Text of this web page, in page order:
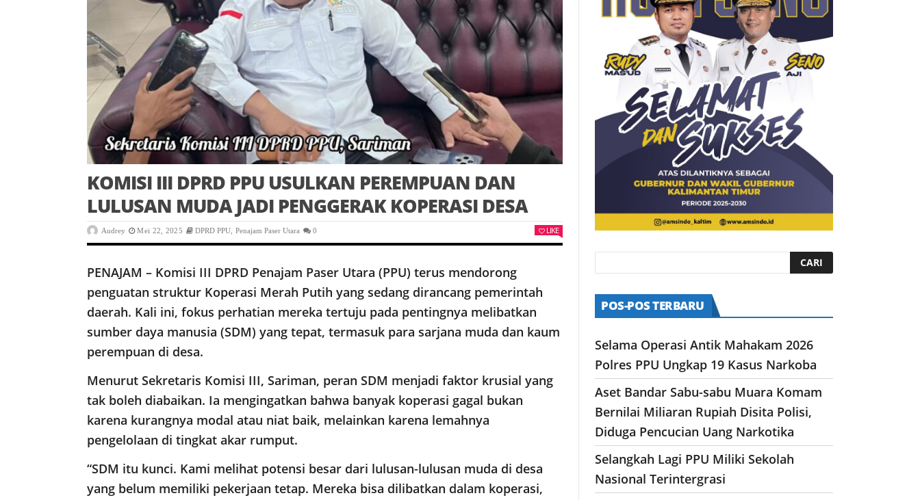
KOMISI III DPRD PPU USULKAN PEREMPUAN DAN
LULUSAN MUDA JADI PENGGERAK KOPERASI DESA
Audrey Mei 22, 2025 DPRD PPU Penajam Paser Utara 0 LIKE
PENAJAM – Komisi III DPRD Penajam Paser Utara (PPU) terus mendorong
penguatan struktur Koperasi Merah Putih yang sedang dirancang pemerintah
daerah. Kali ini, fokus perhatian mereka tertuju pada pentingnya melibatkan
sumber daya manusia (SDM) yang tepat, termasuk para sarjana muda dan kaum
perempuan di desa.
Menurut Sekretaris Komisi III, Sariman, peran SDM menjadi faktor krusial yang
tak boleh diabaikan. Ia mengingatkan bahwa banyak koperasi gagal bukan
karena kurangnya modal atau niat baik, melainkan karena lemahnya
pengelolaan di tingkat akar rumput.
“SDM itu kunci. Kami melihat potensi besar dari lulusan-lulusan muda di desa
yang belum memiliki pekerjaan tetap. Mereka bisa dilibatkan dalam koperasi,
POS-POS TERBARU
Selama Operasi Antik Mahakam 2026
Polres PPU Ungkap 19 Kasus Narkoba
Aset Bandar Sabu-sabu Muara Komam
Bernilai Miliaran Rupiah Disita Polisi,
Diduga Pencucian Uang Narkotika
Selangkah Lagi PPU Miliki Sekolah
Nasional Terintergrasi